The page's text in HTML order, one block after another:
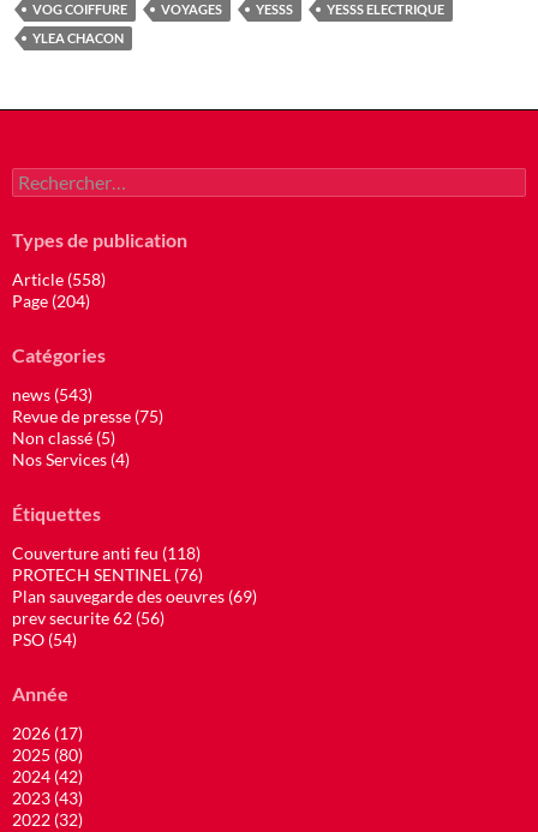
VOG COIFFURE
VOYAGES YESSS
YESSS ELECTRIQUE
YLEA CHACON
Rechercher :
Types de publication
Article (558)
Page (204)
Catégories
news (543)
Revue de presse (75)
Non classé (5)
Nos Services (4)
Étiquettes
Couverture anti feu (118)
PROTECH SENTINEL (76)
Plan sauvegarde des oeuvres (69)
prev securite 62 (56)
PSO (54)
Année
2026 (17)
2025 (80)
2024 (42)
2023 (43)
2022 (32)